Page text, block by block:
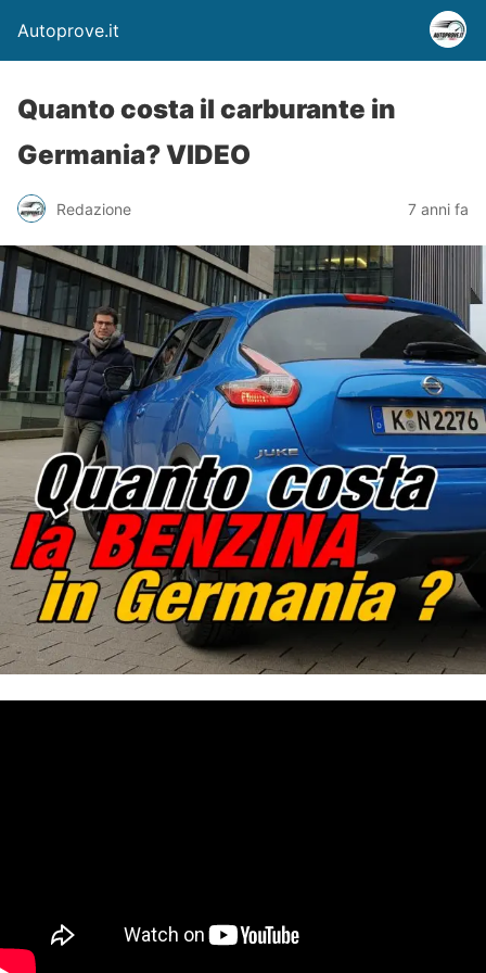
Autoprove.it
Quanto costa il carburante in
Germania? VIDEO
Redazione 7 anni fa